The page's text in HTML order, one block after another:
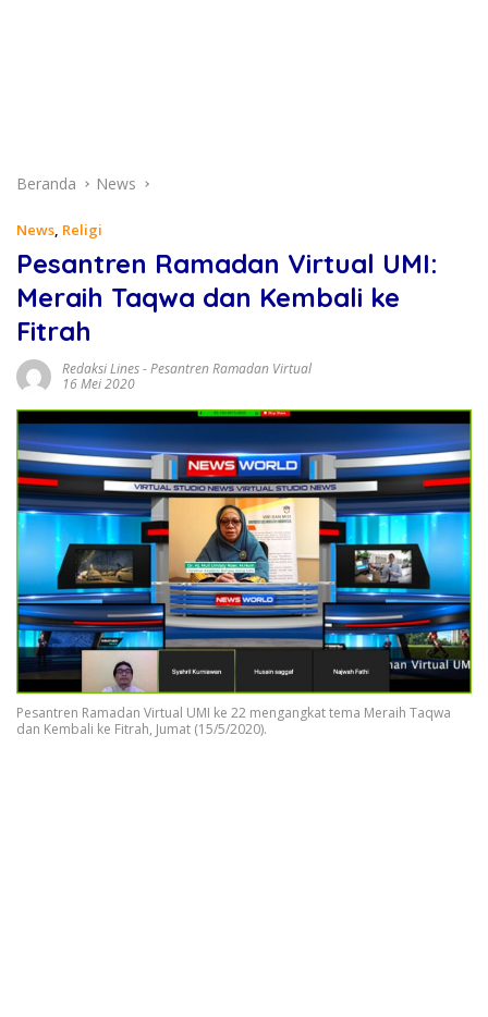
Beranda News
News, Religi
Pesantren Ramadan Virtual UMI:
Meraih Taqwa dan Kembali ke
Fitrah
Redaksi Lines-Pesantren Ramadan Virtual
16 Mei 2020
Pesantren Ramadan Virtual UMI ke 22 mengangkat tema Meraih Taqwa
dan Kembali ke Fitrah, Jumat (15/5/2020).